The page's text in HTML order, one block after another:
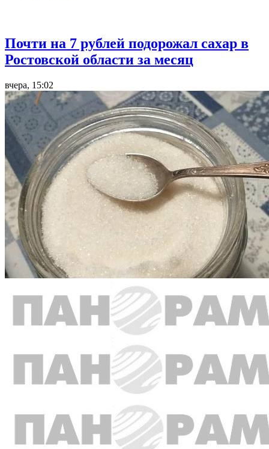
Почти на 7 рублей подорожал сахар в
Ростовской области за месяц
вчера, 15:02